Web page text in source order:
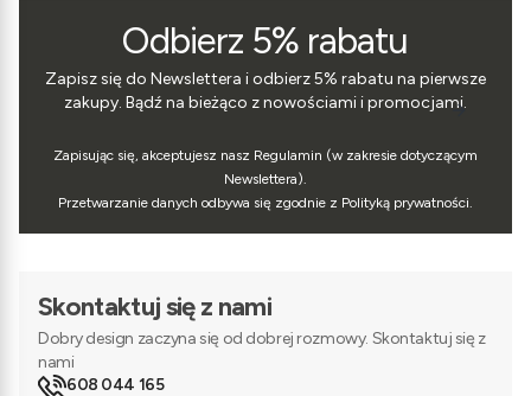
Odbierz 5% rabatu
Zapisz się do Newslettera i odbierz 5% rabatu na pierwsze
zakupy. Bądź na bieżąco z nowościami i promocjami.
Zapisując się, akceptujesz nasz Regulamin (w zakresie dotyczącym
Newslettera).
Przetwarzanie danych odbywa się zgodnie z Polityką prywatności.
Skontaktuj się z nami
Dobry design zaczyna się od dobrej rozmowy. Skontaktuj się z
nami
608 044 165